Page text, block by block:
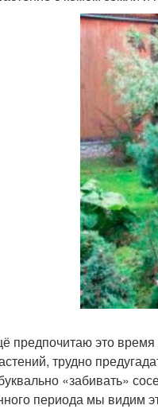
предпочитаю это
трудно
«забивать»
периода мы видим